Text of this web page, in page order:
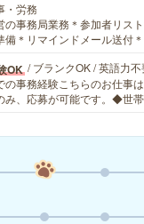
・労務
の事務局業務＊参加者リス
備＊リマインドメール送付
OK / ブランクOK / 英語力不
の事務経験こちらのお仕事
み、応募が可能です。◆世